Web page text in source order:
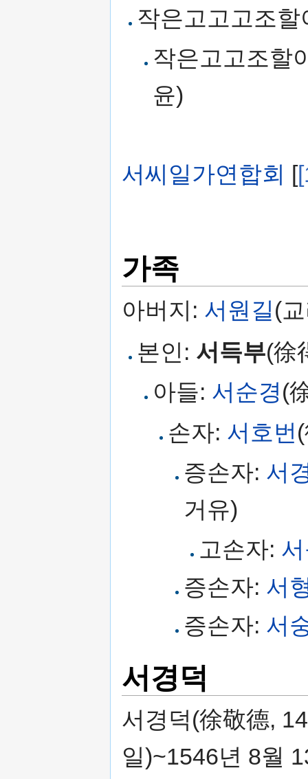
작은고고고조
작은고고조할
윤)
서씨일가연합회 [
가족
아버지: 서원길(
본인: 서득부(徐
아들: 서순경(
손자: 서호번
증손자: 서
거유)
고손자:
증손자: 서
증손자: 서
서경덕
서경덕(徐敬德,
일)~1546년 8월